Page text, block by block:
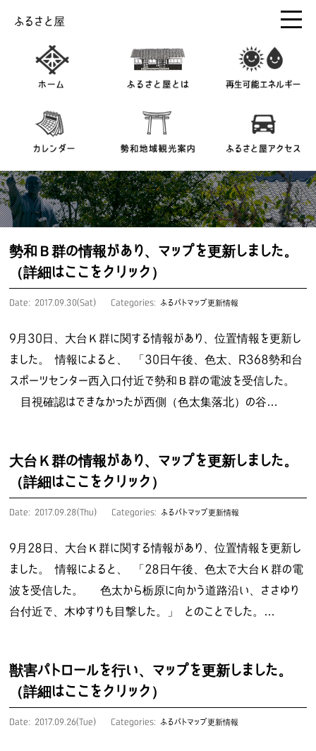
ふるさと屋
勢和Ｂ群の情報があり、マップを更新しました。
（詳細はここをクリック）
Date: 2017.09.30(Sat) Categories:ふるパトマップ更新情報
9月30日、大台Ｋ群に関する情報があり、位置情報を更新し
ました。 情報によると、 「30日午後、色太、R368勢和台
スポーツセンター西入口付近で勢和Ｂ群の電波を受信した。
目視確認はできなかったが西側（色太集落北）の谷…
大台Ｋ群の情報があり、マップを更新しました。
（詳細はここをクリック）
Date: 2017.09.28(Thu) Categories:ふるパトマップ更新情報
9月28日、大台Ｋ群に関する情報があり、位置情報を更新し
ました。 情報によると、 「28日午後、色太で大台Ｋ群の電
波を受信した。 色太から栃原に向かう道路沿い、ささゆり
台付近で、木ゆすりも目撃した。」 とのことでした。…
獣害パトロールを行い、マップを更新しました。
（詳細はここをクリック）
Date: 2017.09.26(Tue) Categories:ふるパトマップ更新情報